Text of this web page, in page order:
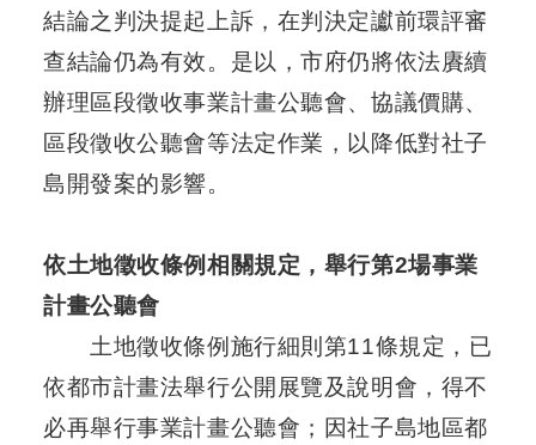
通
綜
合
務
連
結
程
規
劃
結論之判決提起上訴，在判決定讞前環評審
查結論仍為有效。是以，市府仍將依法賡續
辦理區段徵收事業計畫公聽會、協議價購、
區段徵收公聽會等法定作業，以降低對社子
島開發案的影響。
依土地徵收條例相關規定，舉行第2場事業
計畫公聽會
土地徵收條例施行細則第11條規定，已
依都市計畫法舉行公開展覽及說明會，得不
必再舉行事業計畫公聽會；因社子島地區都